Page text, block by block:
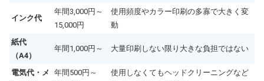
インク代
年間3,000円～
15,000円
使用頻度やカラー印刷の多寡で大きく変
動
紙代
（A4）
年間1,000円～ 大量印刷しない限り大きな負担ではない
電気代・メ
年間500円～
使用しなくてもヘッドクリーニングなど